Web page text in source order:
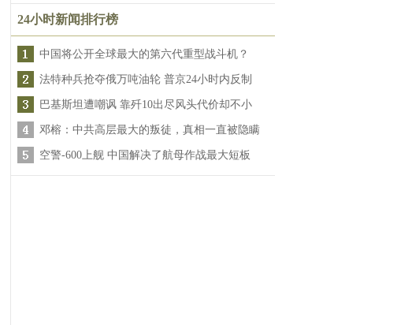
24小时新闻排行榜
中国将公开全球最大的第六代重型战斗机？
法特种兵抢夺俄万吨油轮 普京24小时内反制
巴基斯坦遭嘲讽 靠歼10出尽风头代价却不小
邓榕：中共高层最大的叛徒，真相一直被隐瞒
空警-600上舰 中国解决了航母作战最大短板